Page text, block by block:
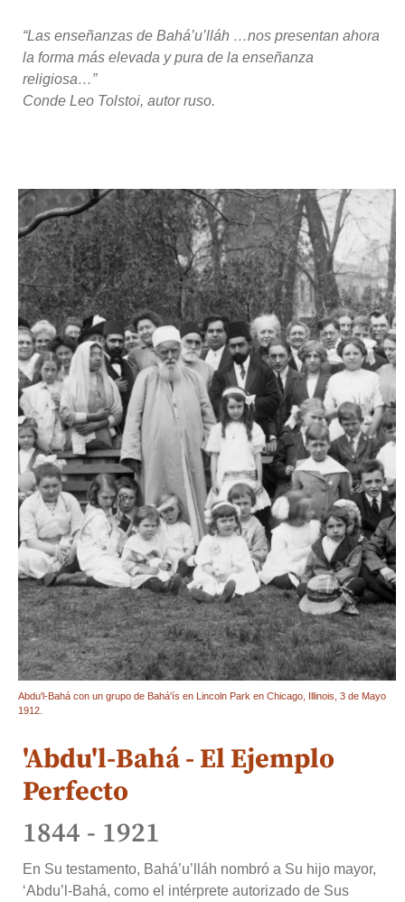
“Las enseñanzas de Bahá’u’lláh …nos presentan ahora
la forma más elevada y pura de la enseñanza
religiosa…”
Conde Leo Tolstoi, autor ruso.
Abdu'l-Bahá con un grupo de Bahá'ís en Lincoln Park en Chicago, Illinois, 3 de Mayo
1912.
'Abdu'l-Bahá - El Ejemplo
Perfecto
1844 - 1921
En Su testamento, Bahá’u’lláh nombró a Su hijo mayor,
‘Abdu’l-Bahá, como el intérprete autorizado de Sus